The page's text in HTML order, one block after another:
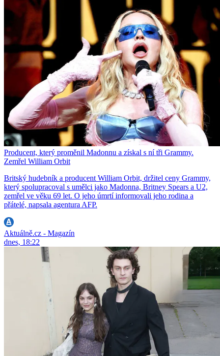
Producent, který proměnil Madonnu a získal s ní tři Grammy.
Zemřel William Orbit
Britský hudebník a producent William Orbit, držitel ceny Grammy,
který spolupracoval s umělci jako Madonna, Britney Spears a U2,
zemřel ve věku 69 let. O jeho úmrtí informovali jeho rodina a
přátelé, napsala agentura AFP.
Aktuálně.cz - Magazín
dnes, 18:22